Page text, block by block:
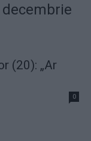
decembrie
(20): „Ar
0